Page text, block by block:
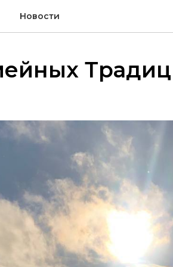
Новости